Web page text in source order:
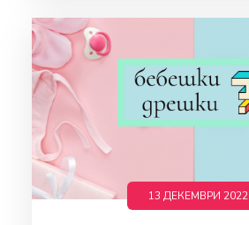
13 ДЕКЕМВРИ 2022